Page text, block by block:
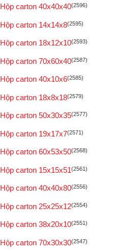
Hộp carton 40x40x40(2596)
Hộp carton 14x14x8(2595)
Hộp carton 18x12x10(2593)
Hộp carton 70x60x40(2587)
Hộp carton 40x10x6(2585)
Hộp carton 18x8x18(2579)
Hộp carton 50x30x35(2577)
Hộp carton 19x17x7(2571)
Hộp carton 60x53x50(2568)
Hộp carton 15x15x51(2561)
Hộp carton 40x40x80(2556)
Hộp carton 25x25x12(2554)
Hộp carton 38x20x10(2551)
Hộp carton 70x30x30(2547)